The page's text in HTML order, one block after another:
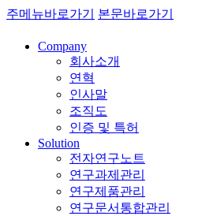
주메뉴바로가기 본문바로가기
Company
회사소개
연혁
인사말
조직도
인증 및 특허
Solution
전자연구노트
연구과제관리
연구제품관리
연구문서통합관리